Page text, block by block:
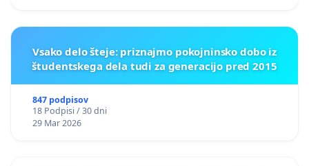
Vsako delo šteje: priznajmo pokojninsko dobo iz
študentskega dela tudi za generacijo pred 2015
847 podpisov
18 Podpisi / 30 dni
29 Mar 2026